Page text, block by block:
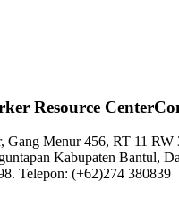
Resource
Gang Menur 456, RT 11 RW
Kabupaten Bantul,
Telepon: (+62)274 380839